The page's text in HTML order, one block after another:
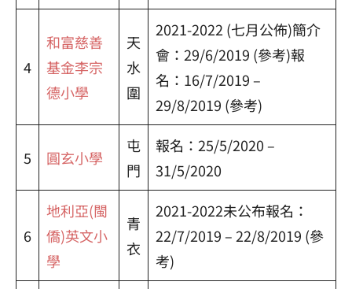
4
和富慈善
基金李宗
德小學
天
水
圍
2021-2022 (七月公佈)簡介
會：29/6/2019 (參考)報
名：16/7/2019 –
29/8/2019 (參考)
5 圓玄小學
屯
門
報名：25/5/2020 –
31/5/2020
6
地利亞(閩
僑)英文小
學
青
衣
2021-2022未公布報名：
22/7/2019 – 22/8/2019 (參
考)